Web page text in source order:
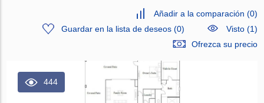
Añadir a la comparación (0)
Guardar en la lista de deseos(0)
Visto (1)
Ofrezca su precio
444